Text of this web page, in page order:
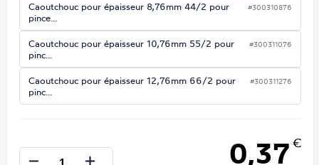
Caoutchouc pour épaisseur 8,76mm 44/2 pour
pince…
#300310876
Caoutchouc pour épaisseur 10,76mm 55/2 pour
pinc…
#300311076
Caoutchouc pour épaisseur 12,76mm 66/2 pour
pinc…
#300311276
0,37 €